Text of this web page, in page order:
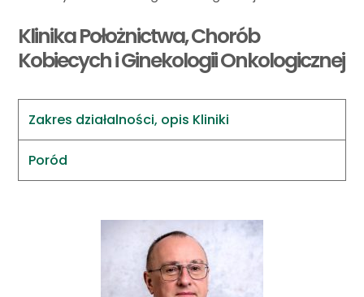
Klinika Położnictwa, Chorób
Kobiecych i Ginekologii Onkologicznej
Zakres działalności, opis Kliniki
Poród